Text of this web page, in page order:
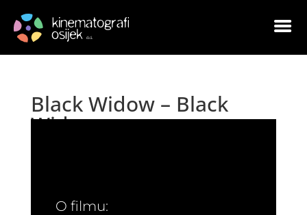
Black Widow – Black
Widow
O filmu: